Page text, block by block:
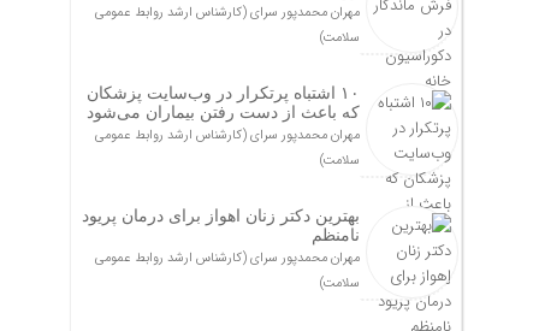
مهران محمدپور سرای (کارشناس ارشد روابط عمومی
سلامت)
۱۰ اشتباه پرتکرار در وب‌سایت پزشکان
که باعث از دست رفتن بیماران می‌شود
مهران محمدپور سرای (کارشناس ارشد روابط عمومی
سلامت)
بهترین دکتر زنان اهواز برای درمان پریود
نامنظم
مهران محمدپور سرای (کارشناس ارشد روابط عمومی
سلامت)